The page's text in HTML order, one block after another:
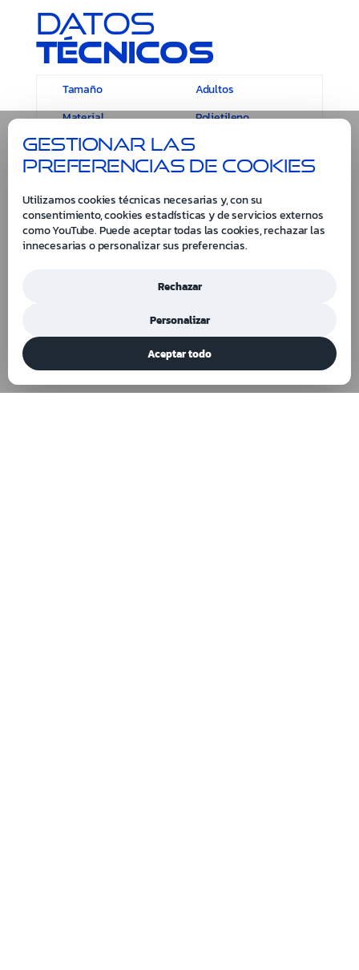
Datos
técnicos
Tamaño
Adultos
Material
Polietileno
Gestionar las
preferencias de cookies
Utilizamos cookies técnicas necesarias y, con su
consentimiento, cookies estadísticas y de servicios externos
como YouTube. Puede aceptar todas las cookies, rechazar las
innecesarias o personalizar sus preferencias.
Rechazar
Personalizar
Aceptar todo